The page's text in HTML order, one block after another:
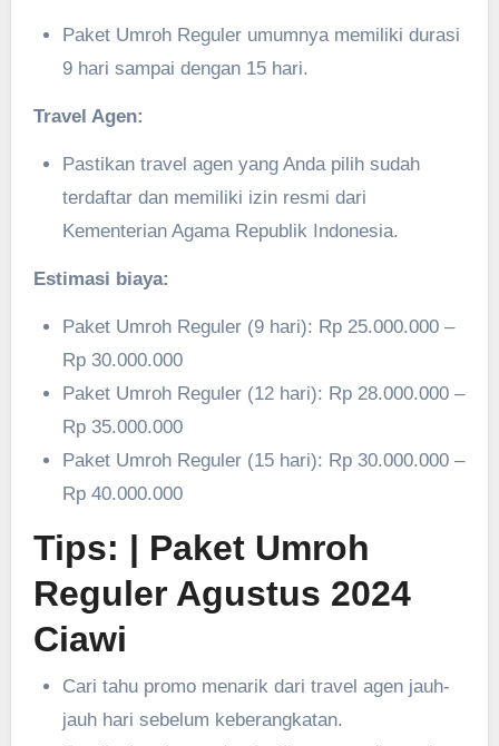
Paket Umroh Reguler umumnya memiliki durasi
9 hari sampai dengan 15 hari.
Travel Agen:
Pastikan travel agen yang Anda pilih sudah
terdaftar dan memiliki izin resmi dari
Kementerian Agama Republik Indonesia.
Estimasi biaya:
Paket Umroh Reguler (9 hari): Rp 25.000.000 –
Rp 30.000.000
Paket Umroh Reguler (12 hari): Rp 28.000.000 –
Rp 35.000.000
Paket Umroh Reguler (15 hari): Rp 30.000.000 –
Rp 40.000.000
Tips: | Paket Umroh
Reguler Agustus 2024
Ciawi
Cari tahu promo menarik dari travel agen jauh-
jauh hari sebelum keberangkatan.